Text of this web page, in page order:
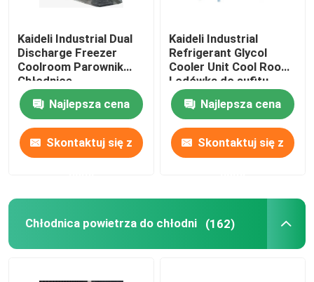
Jednostka skraplająca zamrażarki
Przewiń agregat skraplający
Poziomy odbiornik cieczy
Kaideli Industrial Dual
Discharge Freezer
Coolroom Parownik
Chłodnice
Najlepsza cena
Skontaktuj się z
Kaideli Industrial
Refrigerant Glycol
Cooler Unit Cool Room
Lodówka do sufitu
Najlepsza cena
Skontaktuj się z
Chłodnica powietrza do chłodni (162)